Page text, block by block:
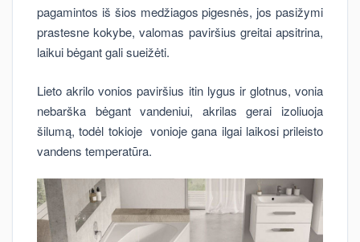
pagamintos iš šios medžiagos pigesnės, jos pasižymi
prastesne kokybe, valomas paviršius greitai apsitrina,
laikui bėgant gali sueižėti.
Lieto akrilo vonios paviršius itin lygus ir glotnus, vonia
nebarška bėgant vandeniui, akrilas gerai izoliuoja
šilumą, todėl tokioje vonioje gana ilgai laikosi prileisto
vandens temperatūra.